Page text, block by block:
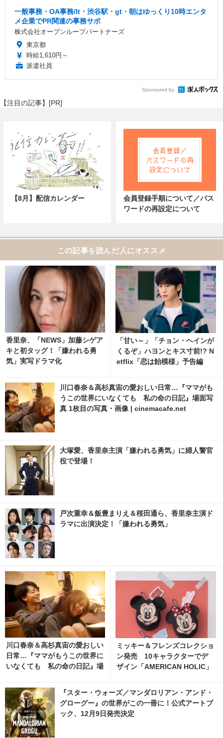
一般事務・OA事務/lt・渋谷駅・gt・朝はゆっくり10時エンタ
メ企業でPR関連の事務サポ
株式会社オープンループパートナーズ
東京都
時給1,610円～
派遣社員
Sponsored by
【注目の記事】[PR]
【8月】配信カレンダー
会員登録手順について／パス
ワードの再設定について
この記事を読んだ人にオススメ
香里奈、「NEWS」加藤シゲア
キと初タッグ！「嫌われる勇
気」実写ドラマ化
「甘い～」「チョン・ヘインが
くるぞ」ハヨンとキス寸前!? N
etflix「恋は飴模様」予告編
川口春奈＆高杉真宙の愛おしい日常…『ママがも
うこの世界にいなくても 私の命の日記』場面写
真 1枚目の写真・画像 | cinemacafe.net
大塚愛、香里奈主演「嫌われる勇気」に婦人警官
役で登場！
戸次重幸＆飯豊まりえ＆桜田通ら、香里奈主演ド
ラマに出演決定！「嫌われる勇気」
川口春奈＆高杉真宙の愛おしい
日常…『ママがもうこの世界に
いなくても 私の命の日記』場
ミッキー＆フレンズコレクショ
ン発売 10キャラクターでデ
ザイン「AMERICAN HOLIC」
『スター・ウォーズ／マンダロリアン・アンド・
グローグー』の世界がこの一冊に！公式アートブ
ック、12月9日発売決定